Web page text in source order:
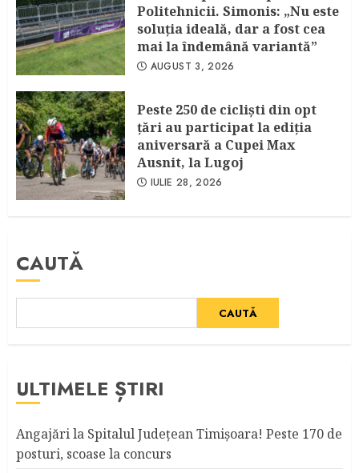
Politehnicii. Simonis: „Nu este
soluția ideală, dar a fost cea
mai la îndemână variantă”
AUGUST 3, 2026
Peste 250 de cicliști din opt
țări au participat la ediția
aniversară a Cupei Max
Ausnit, la Lugoj
IULIE 28, 2026
CAUTĂ
CAUTĂ
ULTIMELE ȘTIRI
Angajări la Spitalul Judeţean Timişoara! Peste 170 de
posturi, scoase la concurs